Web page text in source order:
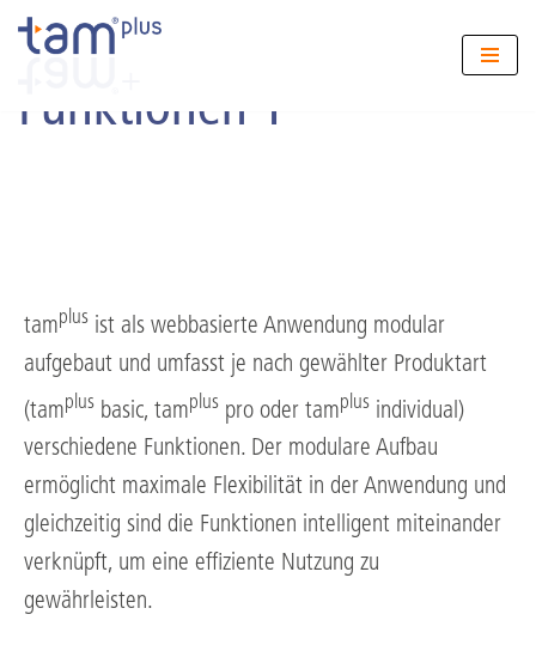
Inhalt
Funktionen 1
tamplus ist als webbasierte Anwendung modular
aufgebaut und umfasst je nach gewählter Produktart
(tamplus basic, tamplus pro oder tamplus individual)
verschiedene Funktionen. Der modulare Aufbau
ermöglicht maximale Flexibilität in der Anwendung und
gleichzeitig sind die Funktionen intelligent miteinander
verknüpft, um eine effiziente Nutzung zu
gewährleisten.